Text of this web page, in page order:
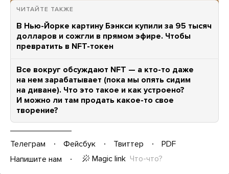
ЧИТАЙТЕ ТАКЖЕ
В Нью-Йорке картину Бэнкси купили за 95 тысяч
долларов и сожгли в прямом эфире. Чтобы
превратить в NFT-токен
Все вокруг обсуждают NFT — а кто-то даже
на нем зарабатывает (пока мы опять сидим
на диване). Что это такое и как устроено?
И можно ли там продать какое-то свое
творение?
Телеграм Фейсбук Твиттер
PDF
Напишите нам
Magic link Что-что?